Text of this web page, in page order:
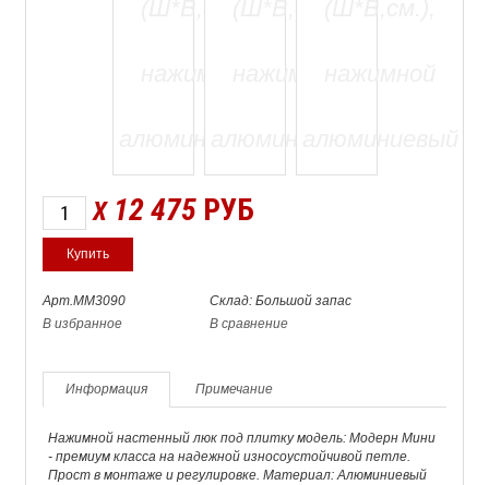
X 12 475 РУБ
Арт.ММ3090
Склад: Большой запас
В избранное
В сравнение
Информация Примечание
Нажимной настенный люк под плитку модель: Модерн Мини
- премиум класса на надежной износоустойчивой петле.
Прост в монтаже и регулировке. Материал: Алюминиевый